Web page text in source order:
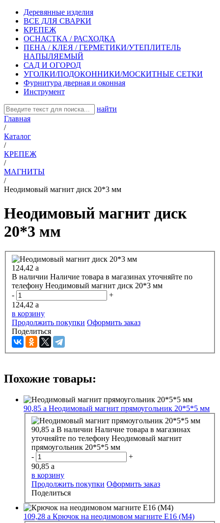
Деревянные изделия
ВСЕ ДЛЯ СВАРКИ
КРЕПЕЖ
ОСНАСТКА / РАСХОДКА
ПЕНА / КЛЕЯ / ГЕРМЕТИКИ/УТЕПЛИТЕЛЬ
НАПЫЛЯЕМЫЙ
САД И ОГОРОД
УГОЛКИ/ПОДОКОННИКИ/МОСКИТНЫЕ СЕТКИ
Фурнитура дверная и оконная
Инструмент
найти
Главная
/
Каталог
/
КРЕПЕЖ
/
МАГНИТЫ
/
Неодимовый магнит диск 20*3 мм
Неодимовый магнит диск
20*3 мм
124,42 a
В наличии Наличие товара в магазинах уточняйте по
телефону Неодимовый магнит диск 20*3 мм
-
+
124,42 a
в корзину
Продолжить покупки Оформить заказ
Поделиться
Похожие товары:
90,85 a Неодимовый магнит прямоугольник 20*5*5 мм
90,85 a В наличии Наличие товара в магазинах
уточняйте по телефону Неодимовый магнит
прямоугольник 20*5*5 мм
-
+
90,85 a
в корзину
Продолжить покупки Оформить заказ
Поделиться
109,28 a Крючок на неодимовом магните E16 (M4)